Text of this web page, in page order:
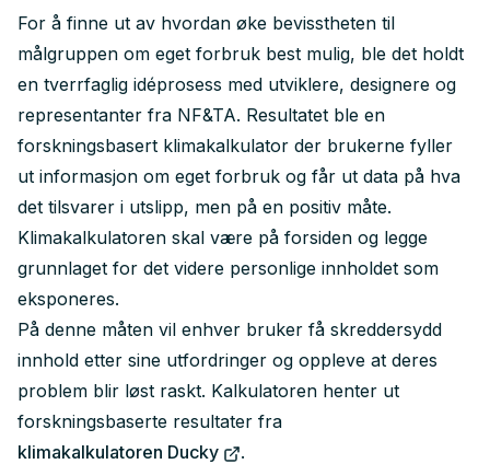
For å finne ut av hvordan øke bevisstheten til
målgruppen om eget forbruk best mulig, ble det holdt
en tverrfaglig idéprosess med utviklere, designere og
representanter fra NF&TA. Resultatet ble en
forskningsbasert klimakalkulator der brukerne fyller
ut informasjon om eget forbruk og får ut data på hva
det tilsvarer i utslipp, men på en positiv måte.
Klimakalkulatoren skal være på forsiden og legge
grunnlaget for det videre personlige innholdet som
eksponeres.
På denne måten vil enhver bruker få skreddersydd
innhold etter sine utfordringer og oppleve at deres
problem blir løst raskt. Kalkulatoren henter ut
forskningsbaserte resultater fra
klimakalkulatoren Ducky
.